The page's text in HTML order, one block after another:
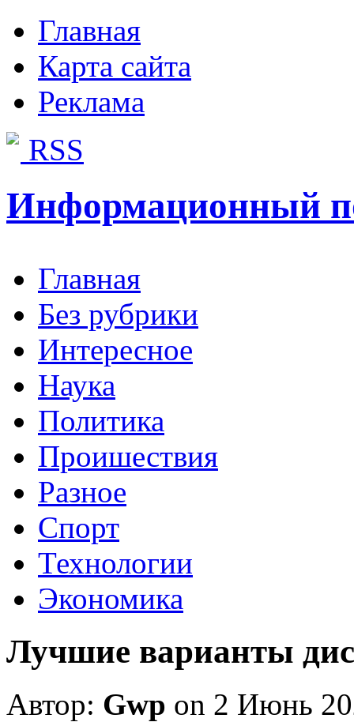
Главная
Карта сайта
Реклама
RSS
Информационный
Главная
Без рубрики
Интересное
Наука
Политика
Проишествия
Разное
Спорт
Технологии
Экономика
Лучшие варианты
Автор: Gwp on 2 Июнь